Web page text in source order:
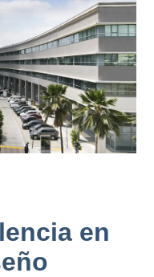
en